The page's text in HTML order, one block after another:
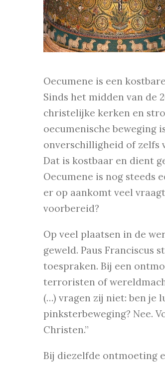
Oecumene is een
Sinds het midden van de
christelijke kerken en
oecumenische beweging
onverschilligheid of zelfs
Dat is kostbaar en dient
Oecumene is nog steeds
er op aankomt veel
voorbereid?
Op veel plaatsen in de
geweld. Paus Franciscus
toespraken. Bij een
terroristen of
(…) vragen zij niet: ben je
pinksterbeweging? Nee.
Christen.”
Bij diezelfde ontmoeting